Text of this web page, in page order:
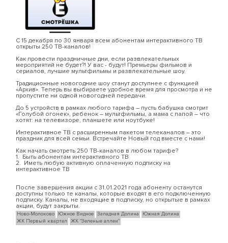
С 15 декабря по 30 января всем абонентам интерактивного ТВ
открыты 250 ТВ-каналов!
Как провести праздничные дни, если развлекательных
мероприятий не будет?! У вас - будут! Премьеры фильмов и
сериалов, лучшие мультфильмы и развлекательные шоу.
Традиционные новогодние шоу станут доступнее с функцией
«Архив». Теперь вы выбираете удобное время для просмотра и не
пропустите ни одной новогодней передачи.
До 5 устройств в рамках любого тарифа – пусть бабушка смотрит
«Голубой огонек», ребенок – мультфильмы, а мама с папой – что
хотят: на телевизоре, планшете или ноутбуке!
Интерактивное ТВ с расширенным пакетом телеканалов – это
праздник для всей семьи. Встречайте Новый год вместе с нами!
Как начать смотреть 250 ТВ-каналов в любом тарифе?
1. Быть абонентам интерактивного ТВ
2. Иметь любую активную оплаченную подписку на
интерактивное ТВ
После завершения акции с 31.01.2021 года абоненту останутся
доступны только те каналы, которые входят в его подключенную
подписку. Каналы, не входящие в подписку, но открытые в рамках
акции, будут закрыты.
Ново-Молоково Южное Видное Западная Долина
Южная Долина
ЖК Первый квартал
ЖК "Зеленые аллеи"